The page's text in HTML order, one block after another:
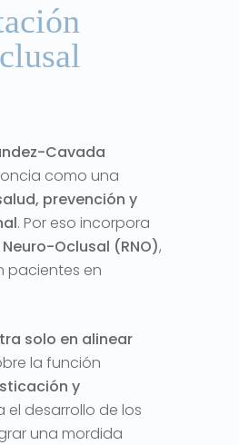
Cavada
como una
prevención y
. Por eso incorpora
Oclusal (RNO),
pacientes en
solo en alinear
la función
y
el desarrollo de los
una mordida